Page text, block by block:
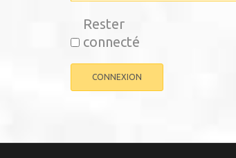
Rester
connecté
CONNEXION